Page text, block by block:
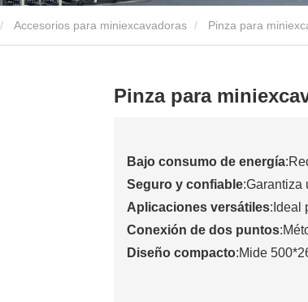
Accesorios para miniexcavadoras Pinza para
Pinza para
Bajo consumo de energía
Seguro y confiable:Garantiza
Aplicaciones versátiles:Ideal
Conexión de dos puntos
Diseño compacto:Mide